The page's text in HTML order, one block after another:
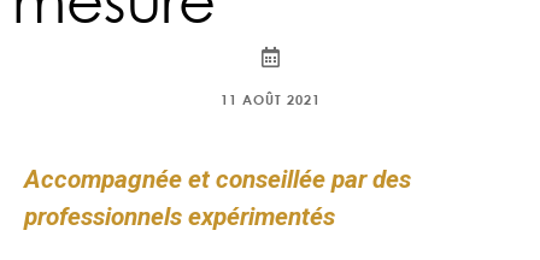
11 AOÛT 2021
Accompagnée et conseillée par des
professionnels expérimentés